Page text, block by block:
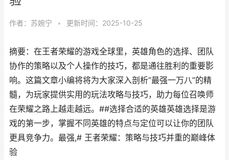
作者： 苏婉宁 • 更新时间：2025-10-25
摘要：在王者荣耀的游戏全球里，英雄角色的选择、团队
协作的策略以及个人操作的技巧，都是通往胜利的重要影
响。这篇文章小编将将为大家深入剖析“最强一万八”的精
髓，为玩家提供实用的玩法攻略与技巧，助力每位召唤师
在荣耀之路上越走越远。##选择合适的英雄英雄选择是游
戏的第一步，掌握不同英雄的特点与定位可以让你的团队
更具竞争力。最强,# 王者荣耀：策略与技巧并重的巅峰体
验